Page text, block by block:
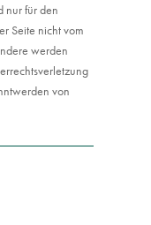
nur für den
Seite nicht vom
werden
von